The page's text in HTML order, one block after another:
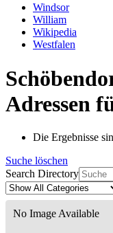
Windsor
William
Wikipedia
Westfalen
Adressen
Die Ergebnisse
Suche löschen
Search Directory
No Image Available